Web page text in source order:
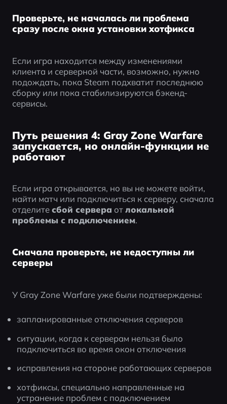
Проверьте, не началась ли проблема
сразу после окна установки хотфикса
Если игра находится между изменениями
клиента и серверной части, возможно, нужно
подождать, пока Steam подхватит последнюю
сборку или пока стабилизируются бэкенд-
сервисы.
Путь решения 4: Gray Zone Warfare
запускается, но онлайн-функции не
работают
Если игра открывается, но вы не можете войти,
найти матч или подключиться к серверу, сначала
отделите сбой сервера от локальной
проблемы с подключением.
Сначала проверьте, не недоступны ли
серверы
У Gray Zone Warfare уже были подтверждены:
запланированные отключения серверов
ситуации, когда к серверам нельзя было
подключиться во время окон отключения
исправления на стороне работающих серверов
хотфиксы, специально направленные на
устранение проблем с подключением